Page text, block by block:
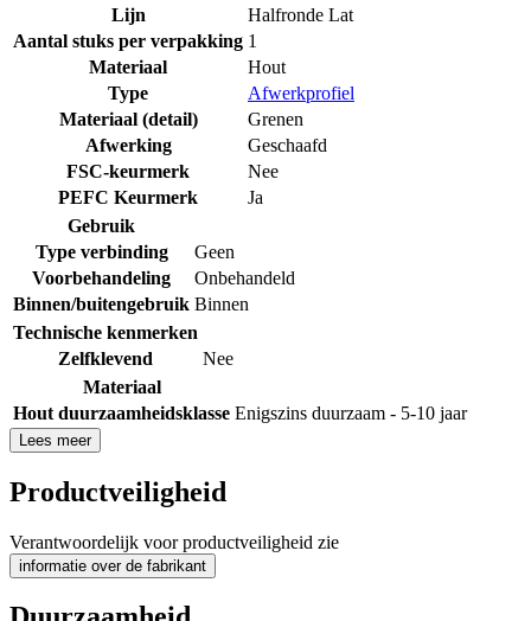
Lijn
Halfronde Lat
Aantal stuks per verpakking 1
Materiaal
Hout
Type
Afwerkprofiel
Materiaal (detail)
Grenen
Afwerking
Geschaafd
FSC-keurmerk
Nee
PEFC Keurmerk
Ja
Gebruik
Type verbinding
Geen
Voorbehandeling
Onbehandeld
Binnen/buitengebruik Binnen
Technische kenmerken
Zelfklevend
Nee
Materiaal
Hout duurzaamheidsklasse Enigszins duurzaam - 5-10 jaar
Lees meer
Productveiligheid
Verantwoordelijk voor productveiligheid zie
informatie over de fabrikant